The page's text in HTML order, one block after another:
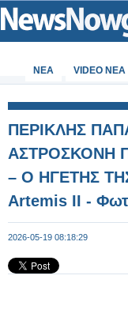
ΝΕΑ VIDEO NEA
ΠΕΡΙΚΛΗΣ
ΑΣΤΡΟΣΚΟΝΗ
– Ο ΗΓΕΤΗΣ
Artemis II -
2026-05-19 08:18:29